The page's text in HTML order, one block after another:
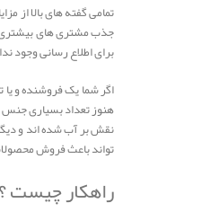
تمامی گفته های بالا از
جذب مشتری های بیشتری
برای اطلاع رسانی وجود
اگر شما یک فروشنده و یا
هنوز تعداد بسیاری جنس و
نقش بر آب شده اند و
تواند باعث فروش
راهکار چیست ؟